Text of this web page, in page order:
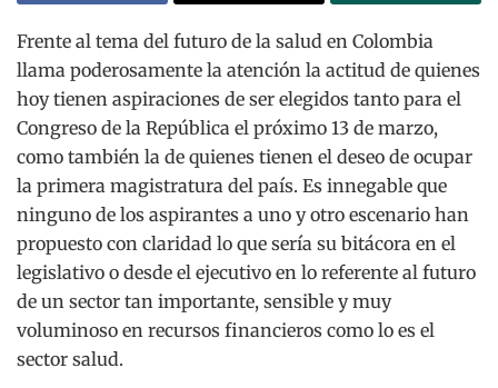
Frente al tema del futuro de la salud en Colombia
llama poderosamente la atención la actitud de quienes
hoy tienen aspiraciones de ser elegidos tanto para el
Congreso de la República el próximo 13 de marzo,
como también la de quienes tienen el deseo de ocupar
la primera magistratura del país. Es innegable que
ninguno de los aspirantes a uno y otro escenario han
propuesto con claridad lo que sería su bitácora en el
legislativo o desde el ejecutivo en lo referente al futuro
de un sector tan importante, sensible y muy
voluminoso en recursos financieros como lo es el
sector salud.